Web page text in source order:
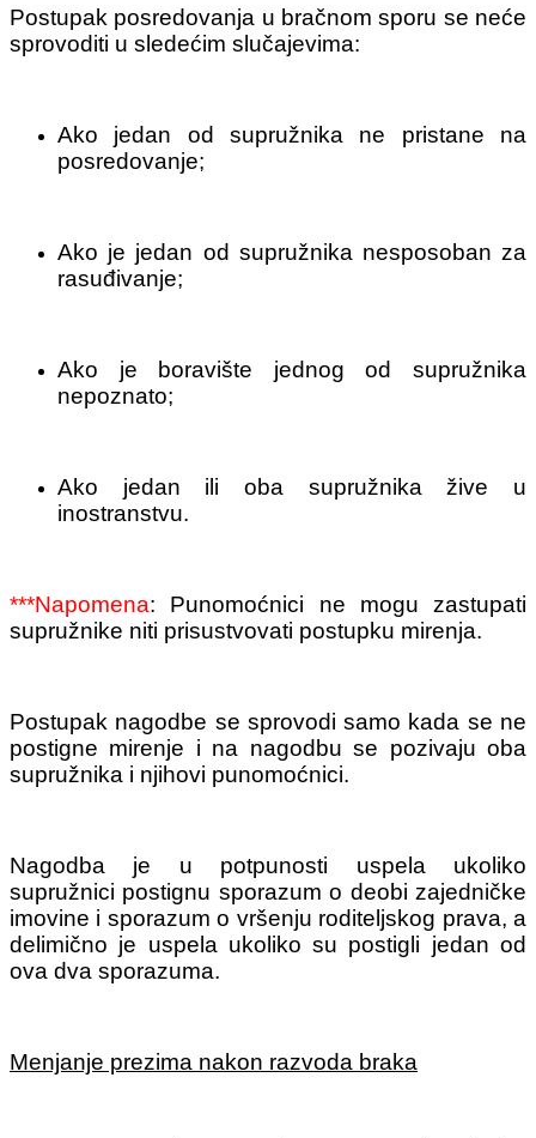
Postupak posredovanja u bračnom sporu se neće
sprovoditi u sledećim slučajevima:
Ako jedan od supružnika ne pristane na
posredovanje;
Ako je jedan od supružnika nesposoban za
rasuđivanje;
Ako je boravište jednog od supružnika
nepoznato;
Ako jedan ili oba supružnika žive u
inostranstvu.
***Napomena: Punomoćnici ne mogu zastupati
supružnike niti prisustvovati postupku mirenja.
Postupak nagodbe se sprovodi samo kada se ne
postigne mirenje i na nagodbu se pozivaju oba
supružnika i njihovi punomoćnici.
Nagodba je u potpunosti uspela ukoliko
supružnici postignu sporazum o deobi zajedničke
imovine i sporazum o vršenju roditeljskog prava, a
delimično je uspela ukoliko su postigli jedan od
ova dva sporazuma.
Menjanje prezima nakon razvoda braka